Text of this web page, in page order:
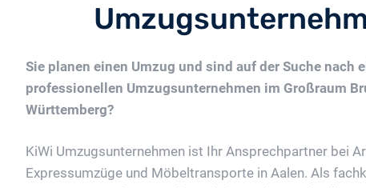
Sie planen einen Umzug und sind auf der Suche nach
professionellen Umzugsunternehmen im Großraum
Württemberg?
KiWi Umzugsunternehmen ist Ihr Ansprechpartner bei
Expressumzüge und Möbeltransporte in Aalen. Als